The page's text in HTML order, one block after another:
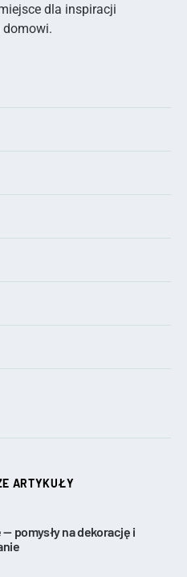
dla inspiracji
domowi.
ARTYKUŁY
pomysły na dekorację i